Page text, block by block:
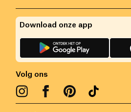
Volg ons
Download onze app